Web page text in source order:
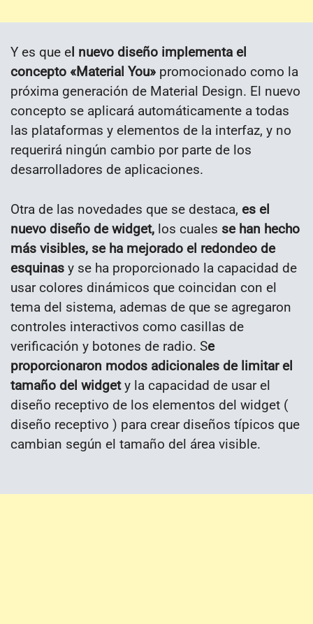
Y es que el nuevo diseño implementa el
concepto «Material You» promocionado como la
próxima generación de Material Design. El nuevo
concepto se aplicará automáticamente a todas
las plataformas y elementos de la interfaz, y no
requerirá ningún cambio por parte de los
desarrolladores de aplicaciones.
Otra de las novedades que se destaca, es el
nuevo diseño de widget, los cuales se han hecho
más visibles, se ha mejorado el redondeo de
esquinas y se ha proporcionado la capacidad de
usar colores dinámicos que coincidan con el
tema del sistema, ademas de que se agregaron
controles interactivos como casillas de
verificación y botones de radio. Se
proporcionaron modos adicionales de limitar el
tamaño del widgety la capacidad de usar el
diseño receptivo de los elementos del widget (
diseño receptivo ) para crear diseños típicos que
cambian según el tamaño del área visible.